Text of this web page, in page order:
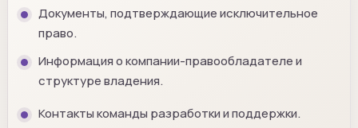
Документы, подтверждающие исключительное
право.
Информация о компании-правообладателе и
структуре владения.
Контакты команды разработки и поддержки.